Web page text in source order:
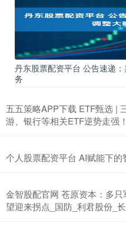
丹东股票配资平台 公告速递
务
五五策略APP下载 ETF甄选 |
游、银行等相关ETF逆势走强！
个人股票配资平台 AI赋能下的
金智股配官网 苍原资本：多
望迎来拐点_国防_利君股份_